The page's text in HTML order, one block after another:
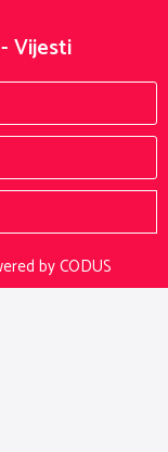
by CODUS
Vijesti